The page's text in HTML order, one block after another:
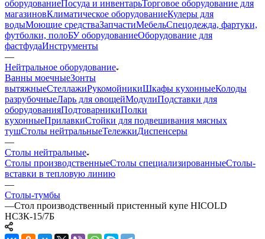
оборудованиеПосуда и инвентарьТорговое оборудование для
магазиновКлиматическое оборудованиеКулеры для
водыМоющие средстваЗапчастиМебельСпецодежда, фартуки,
футболки, полоБУ оборудованиеОборудование для
фастфудаИнструменты
—
Нейтральное оборудование
Ванны моечныеЗонты
вытяжныеСтеллажиРукомойникиШкафы кухонныеКолоды
разрубочныеЛарь для овощейМодулиПодставки для
оборудованияПодтоварникиПолки
кухонныеПрилавкиСтойки для подвешивания мясных
тушСтолы нейтральныеТележкиДиспенсеры
—
Столы нейтральные
Столы производственныеСтолы специализированныеСтолы-
вставки в тепловую линию
—
Столы-тумбы
—Стол производственный пристенный купе HICOLD
НСЗК-15/7Б